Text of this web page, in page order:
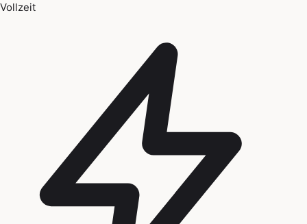
Vollzeit